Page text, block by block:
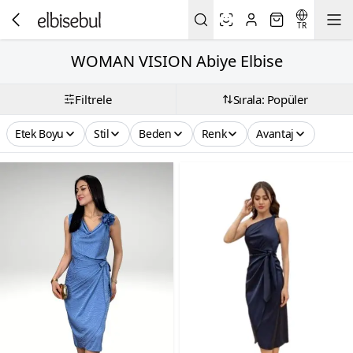
TR
WOMAN VISION Abiye Elbise
Filtrele Sırala: Popüler
Etek Boyu Stil Beden Renk Avantaj